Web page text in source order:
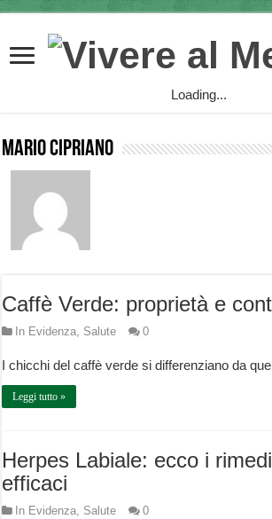
Loading...
Mario Cipriano
Caffè Verde: proprietà e
In Evidenza, Salute 0
I chicchi del caffè verde si differenziano da
Leggi tutto »
Herpes Labiale: ecco i
efficaci
In Evidenza, Salute 0